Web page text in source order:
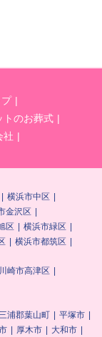
トのお葬式
社
横浜市中区
金沢区
区
横浜市緑区
横浜市都筑区
川崎市高津区
浦郡葉山町
平塚市
厚木市 大和市